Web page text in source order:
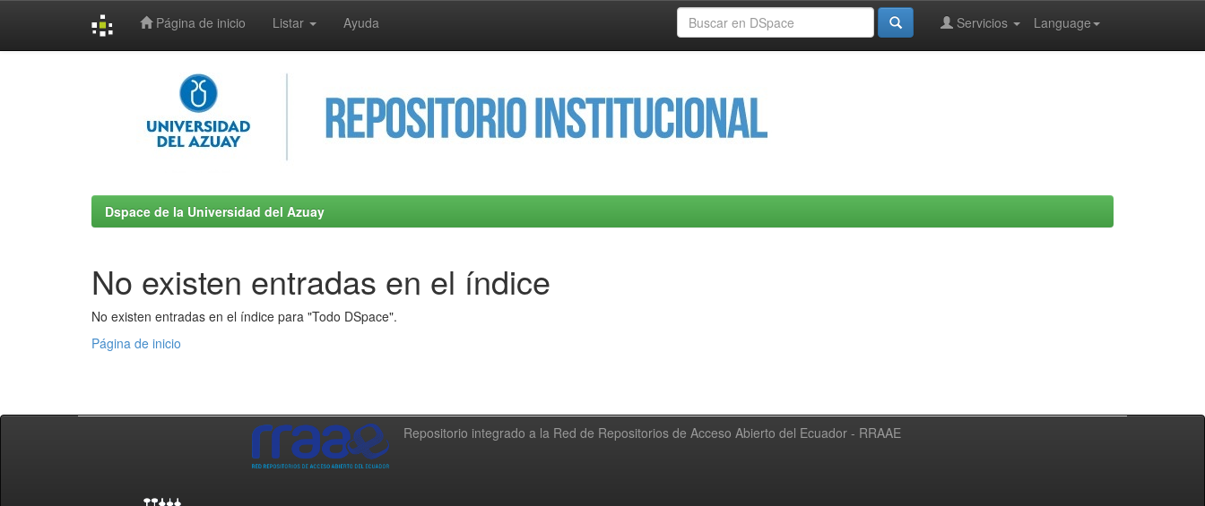
Página de inicio Listar Ayuda Language
Servicios
Dspace de la Universidad del Azuay
No existen entradas en el índice
No existen entradas en el índice para "Todo DSpace".
Página de inicio
Repositorio integrado a la Red de Repositorios de Acceso Abierto del Ecuador - RRAAE